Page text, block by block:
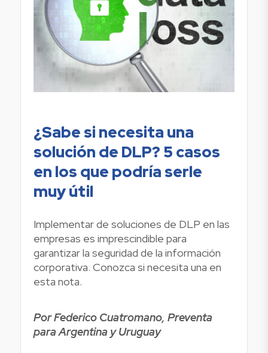
¿Sabe si necesita una
solución de DLP? 5 casos
en los que podría serle
muy útil
Implementar de soluciones de DLP en las
empresas es imprescindible para
garantizar la seguridad de la información
corporativa. Conozca si necesita una en
esta nota.
Por Federico Cuatromano, Preventa
para Argentina y Uruguay